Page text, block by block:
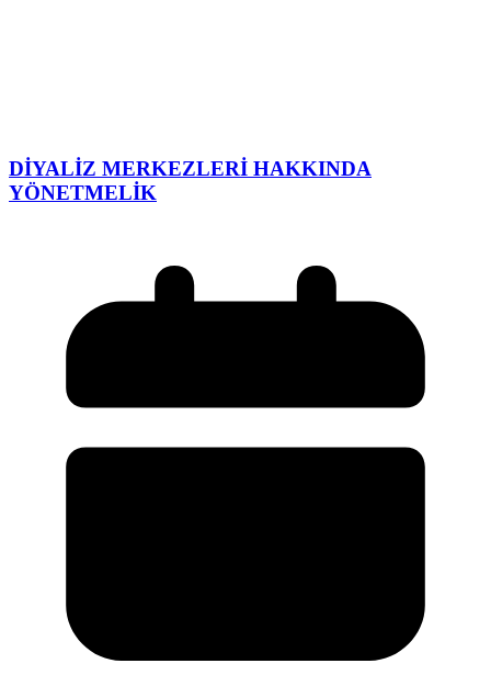
DİYALİZ MERKEZLERİ HAKKINDA
YÖNETMELİK